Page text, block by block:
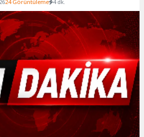
24 Görüntüleme 4 dk.